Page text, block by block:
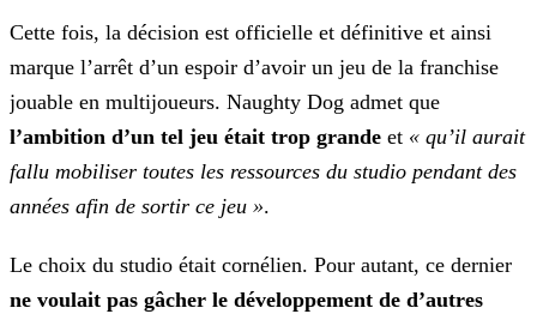
Cette fois, la décision est officielle et définitive et ainsi
marque l’arrêt d’un espoir d’avoir un jeu de la franchise
jouable en multijoueurs. Naughty Dog admet que
l’ambition d’un tel jeu était trop grande et « qu’il aurait
fallu mobiliser toutes les ressources du studio pendant des
années afin de sortir ce jeu ».
Le choix du studio était cornélien. Pour autant, ce dernier
ne voulait pas gâcher le développement de d’autres